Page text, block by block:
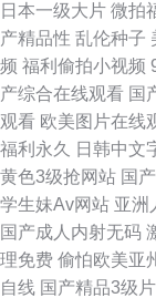
超碰男人天堂 五月天
香蕉av网站 亚洲色
在线视频 欧美日韩国
久久香蕉丁香 影音成
生 欧日韩123区 老
日本一级大片 微拍
产精品性 乱伦种子
频 福利偷拍小视频
产综合在线观看 国
观看 欧美图片在线
福利永久
日韩中文
黄色3级抢网站 国
学生妹Av网站 亚洲
国产成人内射无码
理免费 偷怕欧美亚
自线 国产精品3级片